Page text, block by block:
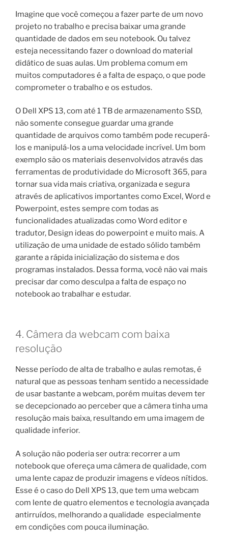
Imagine que você começou a fazer parte de um novo
projeto no trabalho e precisa baixar uma grande
quantidade de dados em seu notebook. Ou talvez
esteja necessitando fazer o download do material
didático de suas aulas. Um problema comum em
muitos computadores é a falta de espaço, o que pode
comprometer o trabalho e os estudos.
O Dell XPS 13, com até 1 TB de armazenamento SSD,
não somente consegue guardar uma grande
quantidade de arquivos como também pode recuperá-
los e manipulá-los a uma velocidade incrível. Um bom
exemplo são os materiais desenvolvidos através das
ferramentas de produtividade do Microsoft 365, para
tornar sua vida mais criativa, organizada e segura
através de aplicativos importantes como Excel, Word e
Powerpoint, estes sempre com todas as
funcionalidades atualizadas como Word editor e
tradutor, Design ideas do powerpoint e muito mais. A
utilização de uma unidade de estado sólido também
garante a rápida inicialização do sistema e dos
programas instalados. Dessa forma, você não vai mais
precisar dar como desculpa a falta de espaço no
notebook ao trabalhar e estudar.
4. Câmera da webcam com baixa
resolução
Nesse período de alta de trabalho e aulas remotas, é
natural que as pessoas tenham sentido a necessidade
de usar bastante a webcam, porém muitas devem ter
se decepcionado ao perceber que a câmera tinha uma
resolução mais baixa, resultando em uma imagem de
qualidade inferior.
A solução não poderia ser outra: recorrer a um
notebook que ofereça uma câmera de qualidade, com
uma lente capaz de produzir imagens e vídeos nítidos.
Esse é o caso do Dell XPS 13, que tem uma webcam
com lente de quatro elementos e tecnologia avançada
antirruídos, melhorando a qualidade especialmente
em condições com pouca iluminação.